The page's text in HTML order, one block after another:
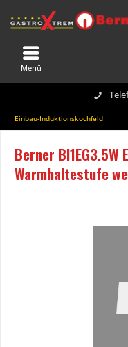
Menü
Einbau-Induktionskochfeld
Berner
Warmhaltestufe